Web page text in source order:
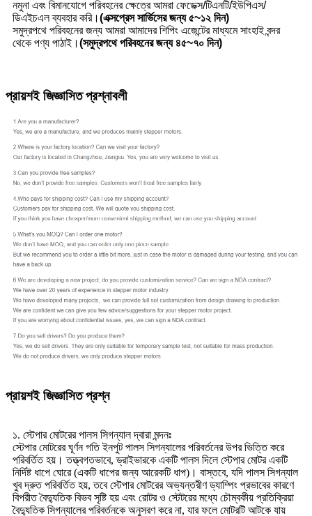
নমুনা এবং বিমানযোগে পরিবহনের ক্ষেত্রে আমরা ফেডেক্স/টিএনটি/ইউপিএস/
ডিএইচএল ব্যবহার করি। (এক্সপ্রেস সার্ভিসের জন্য ৫~১২ দিন)
সমুদ্রপথে পরিবহনের জন্য আমরা আমাদের শিপিং এজেন্টের মাধ্যমে সাংহাই বন্দর
থেকে পণ্য পাঠাই। (সমুদ্রপথে পরিবহনের জন্য ৪৫~৭০ দিন)
প্রায়শই জিজ্ঞাসিত প্রশ্নাবলী
প্রায়শই জিজ্ঞাসিত প্রশ্ন
১. স্টেপার মোটরের পালস সিগন্যাল দ্বারা মন্দনঃ
স্টেপার মোটরের ঘূর্ণন গতি ইনপুট পালস সিগন্যালের পরিবর্তনের উপর ভিত্তি করে
পরিবর্তিত হয়। তত্ত্বগতভাবে, ড্রাইভারকে একটি পালস দিলে স্টেপার মোটর একটি
নির্দিষ্ট ধাপে ঘোরে (একটি ধাপের জন্য আরেকটি ধাপ)। বাস্তবে, যদি পালস সিগন্যাল
খুব দ্রুত পরিবর্তিত হয়, তবে স্টেপার মোটরের অভ্যন্তরীণ ড্যাম্পিং প্রভাবের কারণে
বিপরীত বৈদ্যুতিক বিভব সৃষ্টি হয় এবং রোটর ও স্টেটরের মধ্যে চৌম্বকীয় প্রতিক্রিয়া
বৈদ্যুতিক সিগন্যালের পরিবর্তনকে অনুসরণ করে না, যার ফলে মোটরটি আটকে যায়